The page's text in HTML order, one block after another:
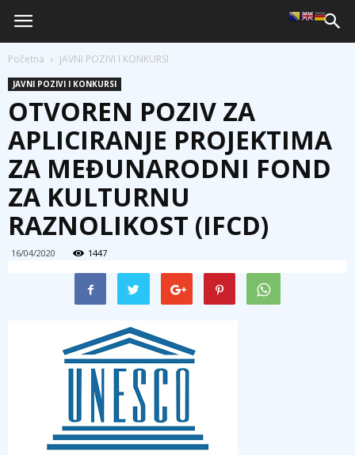
Početna JAVNI POZIVI I KONKURSI
JAVNI POZIVI I KONKURSI
OTVOREN POZIV ZA
APLICIRANJE PROJEKTIMA
ZA MEĐUNARODNI FOND
ZA KULTURNU
RAZNOLIKOST (IFCD)
16/04/2020 1447